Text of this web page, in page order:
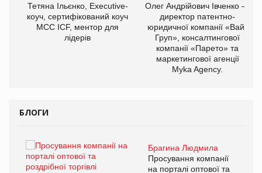
Тетяна Ільєнко, Executive-
коуч, сертифікований коуч
МСС ICF, ментор для
лідерів
Олег Андрійович Івченко —
директор патентно-
юридичної компанії «Вайз
Груп», консалтингової
компанії «Парето» та
маркетингової агенції
Myka Agency.
БЛОГИ
Брагина Людмила
Просування компанії
на порталі оптової та